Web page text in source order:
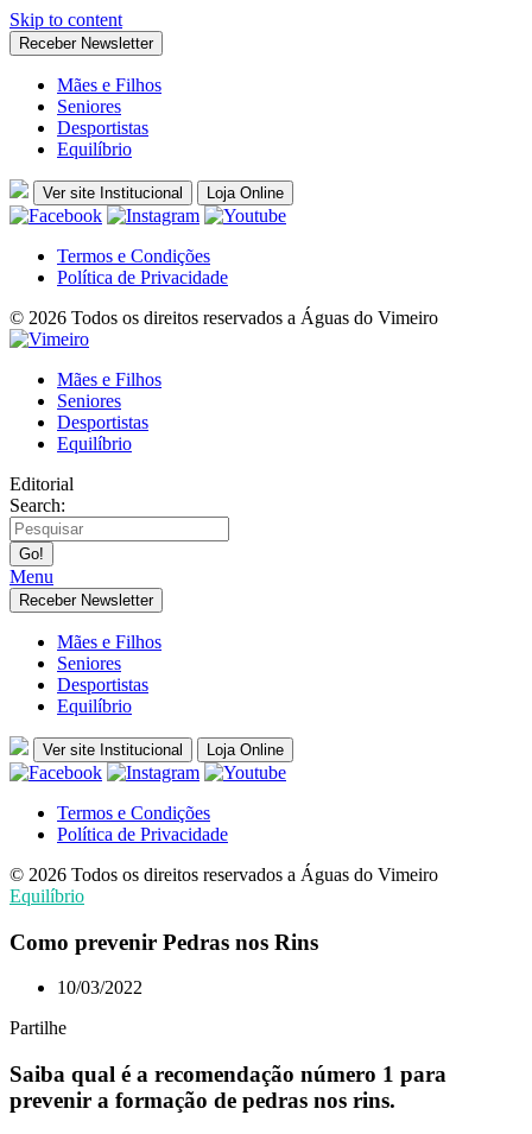
Skip to content
Receber Newsletter
Mães e Filhos
Seniores
Desportistas
Equilíbrio
Ver site Institucional Loja Online
Termos e Condições
Política de Privacidade
© 2026 Todos os direitos reservados a Águas do Vimeiro
Mães e Filhos
Seniores
Desportistas
Equilíbrio
Editorial
Search:
Menu
Receber Newsletter
Mães e Filhos
Seniores
Desportistas
Equilíbrio
Ver site Institucional Loja Online
Termos e Condições
Política de Privacidade
© 2026 Todos os direitos reservados a Águas do Vimeiro
Equilíbrio
Como prevenir Pedras nos Rins
10/03/2022
Partilhe
Saiba qual é a recomendação número 1 para
prevenir a formação de pedras nos rins.